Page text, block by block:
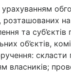
урахуванням
розташованих
та
об’єктів,
власників;